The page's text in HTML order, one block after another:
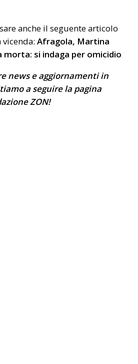
anche il seguente articolo
vicenda:Afragola, Martina
si indaga per omicidio
news e aggiornamenti in
a seguire la pagina
ZON!